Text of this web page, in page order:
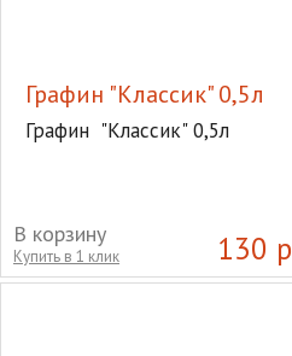
Графин "Классик" 0,5л
Графин "Классик" 0,5л
130 р
В корзину
Купить в 1 клик